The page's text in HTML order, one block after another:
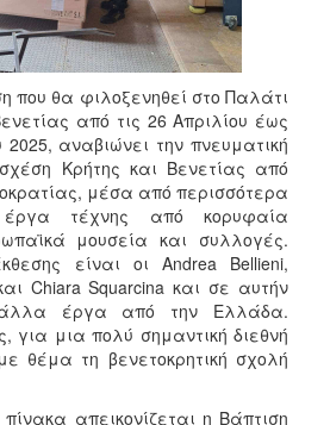
που θα φιλοξενηθεί στο Παλάτι
από τις 26 Απριλίου έως
2025, αναβιώνει την πνευματική
Κρήτης και Βενετίας από
μέσα από περισσότερα
τέχνης από κορυφαία
μουσεία και συλλογές.
είναι οι Andrea Bellieni,
Chiara Squarcina και σε αυτήν
άλλα έργα από την Ελλάδα.
για μια πολύ σημαντική διεθνή
θέμα τη βενετοκρητική σχολή
απεικονίζεται η Βάπτιση